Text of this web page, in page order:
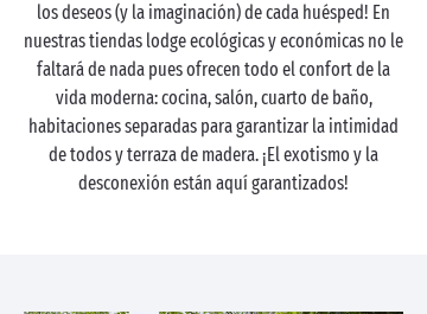
los deseos (y la imaginación) de cada huésped! En
nuestras tiendas lodge ecológicas y económicas no le
faltará de nada pues ofrecen todo el confort de la
vida moderna: cocina, salón, cuarto de baño,
habitaciones separadas para garantizar la intimidad
de todos y terraza de madera. ¡El exotismo y la
desconexión están aquí garantizados!